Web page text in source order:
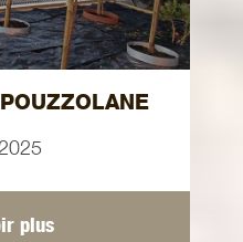
plus